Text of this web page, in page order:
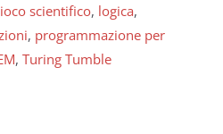
scientifico, logica,
, programmazione per
, Turing Tumble